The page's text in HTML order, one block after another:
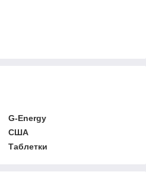
G-Energy
США
Таблетки